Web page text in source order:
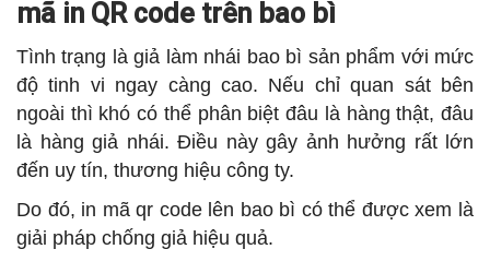
mã in QR code trên bao bì
Tình trạng là giả làm nhái bao bì sản phẩm với mức
độ tinh vi ngay càng cao. Nếu chỉ quan sát bên
ngoài thì khó có thể phân biệt đâu là hàng thật, đâu
là hàng giả nhái. Điều này gây ảnh hưởng rất lớn
đến uy tín, thương hiệu công ty.
Do đó, in mã qr code lên bao bì có thể được xem là
giải pháp chống giả hiệu quả.